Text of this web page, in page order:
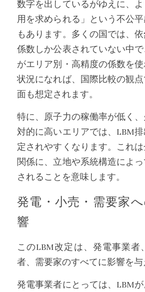
数字を出しているがゆえに、
用を求められる」という不公
もあります。多くの国では、
係数しか公表されていない中
がエリア別・高精度の係数を
状況になれば、国際比較の観
面も想定されます。
特に、原子力の稼働率が低く
対的に高いエリアでは、LBM
定されやすくなります。これ
関係に、立地や系統構造によ
されることを意味します。
発電・小売・需要家
響
このLBM改定は、発電事業者
者、需要家のすべてに影響を与
発電事業者にとっては、LBM